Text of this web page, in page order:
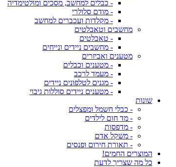
- כבלים למחשב, מסכים ומולטימדיה
- מודם סלולרי
- מקלדות ועכברים למחשב
מחשבים וטאבלטים
- טאבלטים
- מחשבים ניידים ונייחים
מטענים ואביזרים
- מטענים וכבלים
- מעמד לרכב
- מגנים לטלפונים ניידים
- מטענים ניידים סוללות גיבוי
שונות
- כבלי חשמל ומפצלים
- מד חום לילדים
- מדפסות
- משקל אדם
- תאורת חירום ופנסים
המוצרים החמים!
כל מה שצריך לדעת